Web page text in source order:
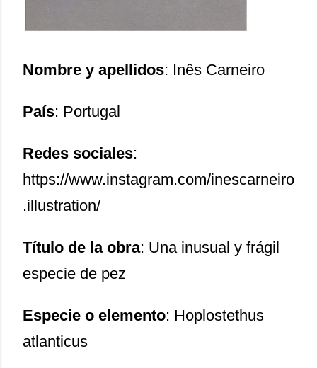
Nombre y apellidos: Inês Carneiro
País: Portugal
Redes sociales:
https://www.instagram.com/inescarneiro
.illustration/
Título de la obra: Una inusual y frágil
especie de pez
Especie o elemento: Hoplostethus
atlanticus